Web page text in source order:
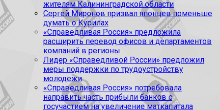
жителям Калининградской области
Сергей Миронов призвал японцев поменьше
думать о Курилах
«Справедливая Россия» предложила
расширить перевод офисов и департаментов
компаний в регионы
Лидер «Справедливой России» предложил
меры поддержки по трудоустройству
молодежи
«Справедливая Россия» потребовала
направить часть прибыли банков с
госучастием на увеличение маткапитала